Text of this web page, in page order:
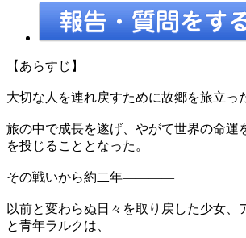
【あらすじ】
大切な人を連れ戻すために故郷を旅立っ
旅の中で成長を遂げ、やがて世界の命運
を投じることとなった。
その戦いから約二年――――
以前と変わらぬ日々を取り戻した少女、
と青年ラルクは、